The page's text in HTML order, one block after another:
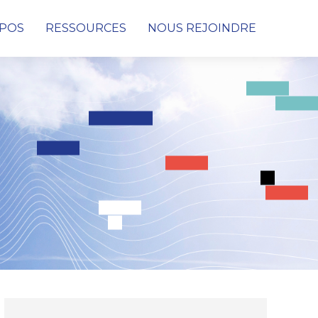
Cybersécurité
Conseil & Audit de cybersécurité
Protection des données, des infrastructures et
des réseaux
Détection & Remédiation face aux
Cyberattaques
SOC (Security Operations Center)
PRA & PCA
Digital Consulting
Netconnect Solutions
RESSOURCES NOUS REJOINDRE